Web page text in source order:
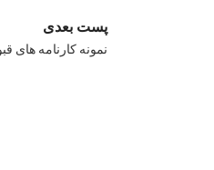
پست بعدی
نمونه کارنامه های